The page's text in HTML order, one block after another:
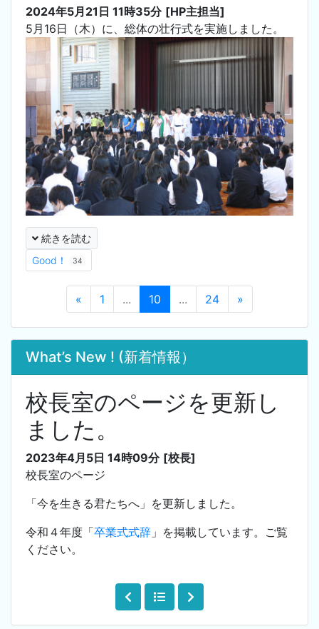
2024年5月21日 11時35分 [HP主担当]
5月16日（木）に、総体の壮行式を実施しました。
続きを読む
Good！
34
« 1 ... 10 ... 24 »
What’s New ! (新着情報）
校長室のページを更新し
ました。
2023年4月5日 14時09分 [校長]
校長室のページ
「今を生きる君たちへ」を更新しました。
令和４年度「卒業式式辞 」を掲載しています。ご覧
ください。